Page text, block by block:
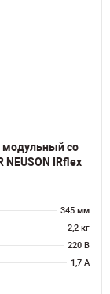
модульный со
IRflex
345 мм
2,2 кг
220 В
1,7 А